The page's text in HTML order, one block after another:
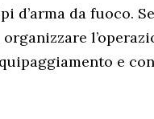
d’arma da fuoco.
e